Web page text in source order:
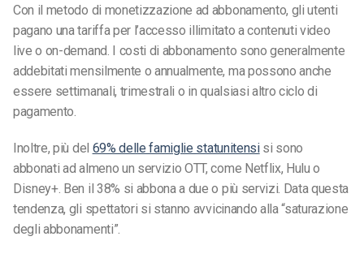
Con il metodo di monetizzazione ad abbonamento, gli utenti
pagano una tariffa per l’accesso illimitato a contenuti video
live o on-demand. I costi di abbonamento sono generalmente
addebitati mensilmente o annualmente, ma possono anche
essere settimanali, trimestrali o in qualsiasi altro ciclo di
pagamento.
Inoltre, più del 69% delle famiglie statunitensisi sono
abbonati ad almeno un servizio OTT, come Netflix, Hulu o
Disney+. Ben il 38% si abbona a due o più servizi. Data questa
tendenza, gli spettatori si stanno avvicinando alla “saturazione
degli abbonamenti”.